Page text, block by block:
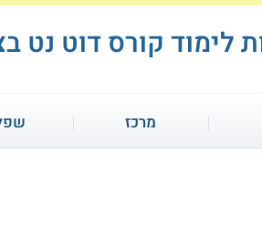
לימוד קורס דוט נט
מרכז